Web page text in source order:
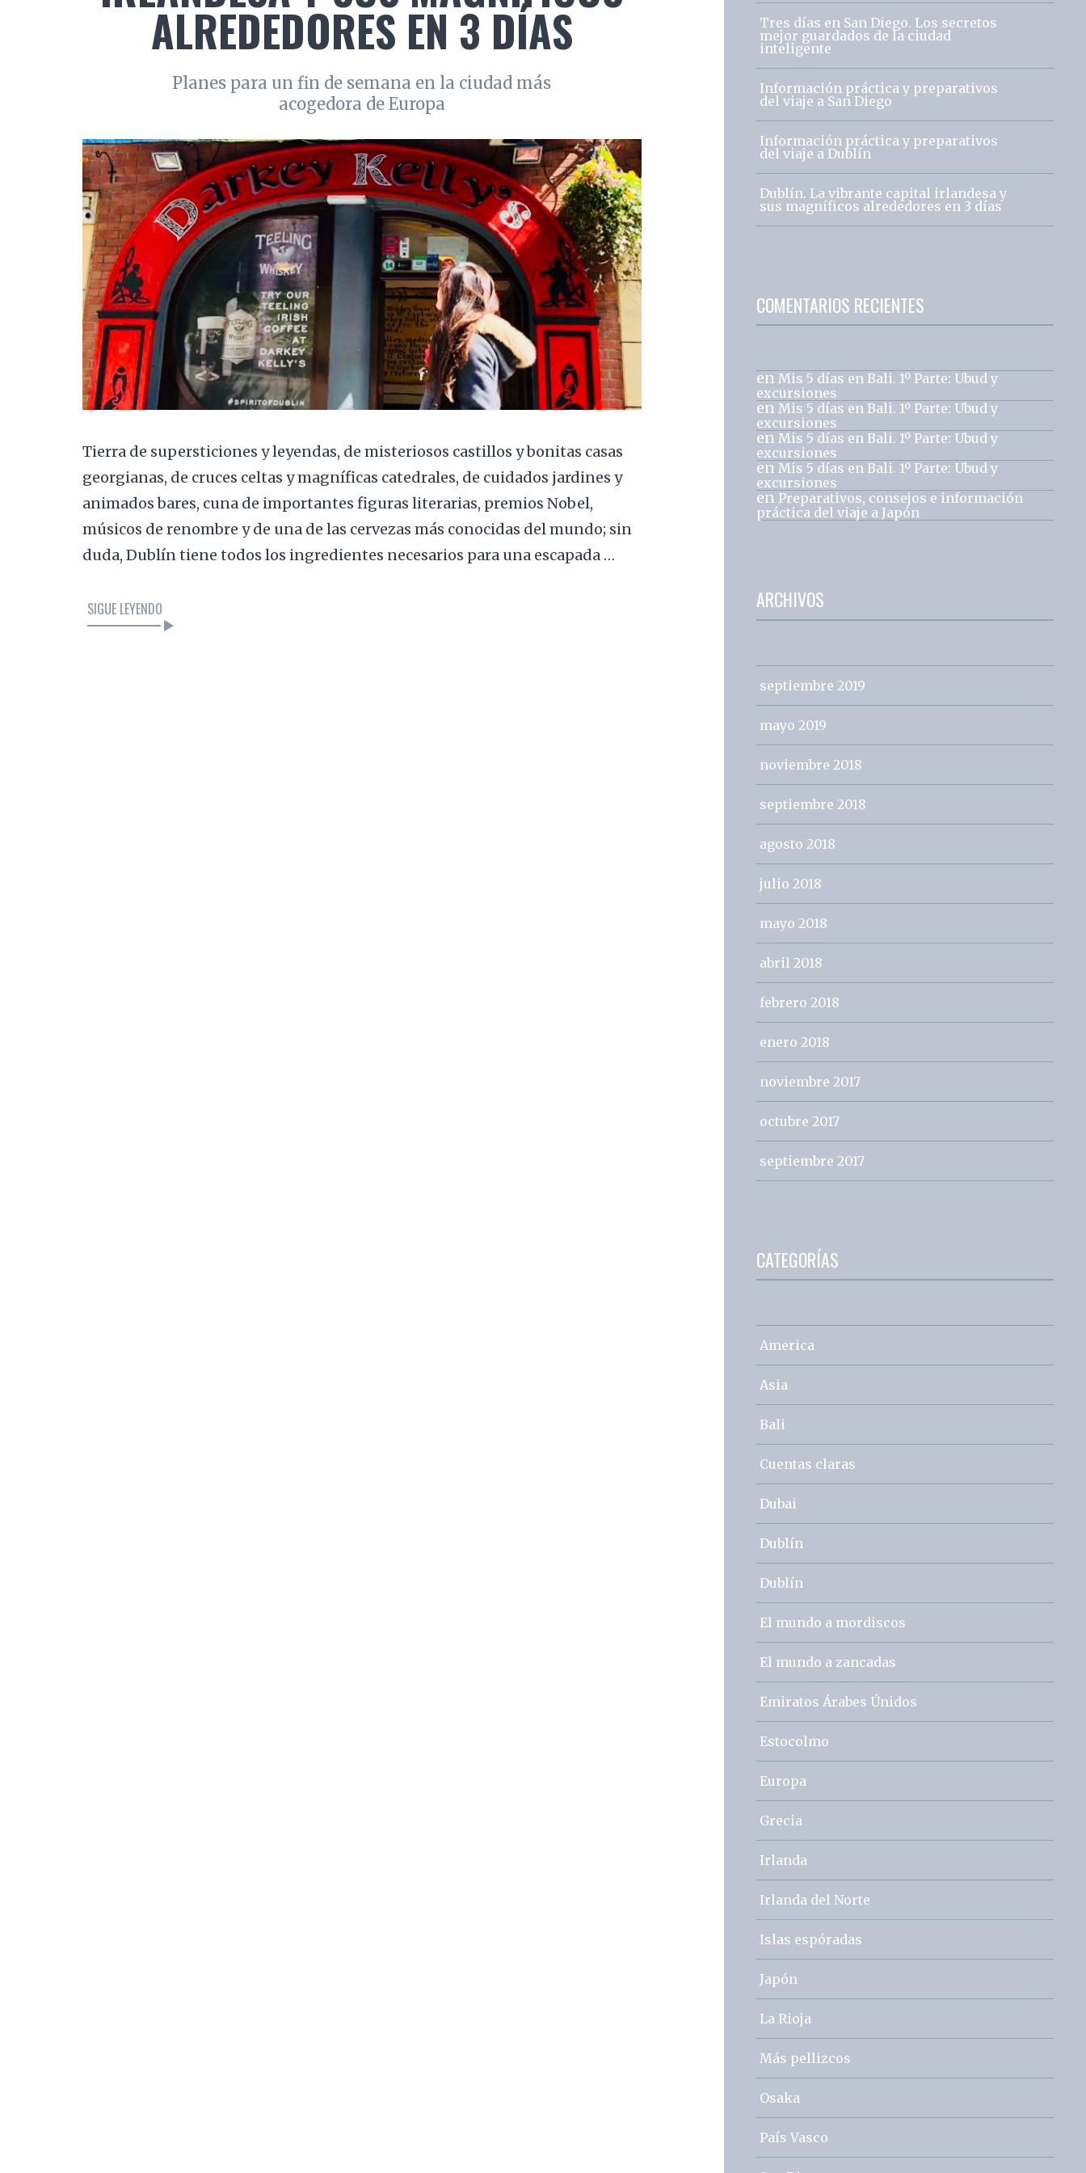
ALREDEDORES EN 3 DÍAS
Planes para un fin de semana en la ciudad más
acogedora de Europa
Tierra de supersticiones y leyendas, de misteriosos castillos y bonitas casas
georgianas, de cruces celtas y magníficas catedrales, de cuidados jardines y
animados bares, cuna de importantes figuras literarias, premios Nobel,
músicos de renombre y de una de las cervezas más conocidas del mundo; sin
duda, Dublín tiene todos los ingredientes necesarios para una escapada …
SIGUE LEYENDO
Tres días en San Diego. Los secretos
mejor guardados de la ciudad
inteligente
Información práctica y preparativos
del viaje a San Diego
Información práctica y preparativos
del viaje a Dublín
Dublín. La vibrante capital irlandesa y
sus magníficos alrededores en 3 días
COMENTARIOS RECIENTES
en Mis 5 días en Bali. 1º Parte: Ubud y
excursiones
en Mis 5 días en Bali. 1º Parte: Ubud y
excursiones
en Mis 5 días en Bali. 1º Parte: Ubud y
excursiones
en Mis 5 días en Bali. 1º Parte: Ubud y
excursiones
en Preparativos, consejos e información
práctica del viaje a Japón
ARCHIVOS
septiembre 2019
mayo 2019
noviembre 2018
septiembre 2018
agosto 2018
julio 2018
mayo 2018
abril 2018
febrero 2018
enero 2018
noviembre 2017
octubre 2017
septiembre 2017
CATEGORÍAS
America
Asia
Bali
Cuentas claras
Dubai
Dublín
Dublín
El mundo a mordiscos
El mundo a zancadas
Emiratos Árabes Únidos
Estocolmo
Europa
Grecia
Irlanda
Irlanda del Norte
Islas espóradas
Japón
La Rioja
Más pellizcos
Osaka
País Vasco